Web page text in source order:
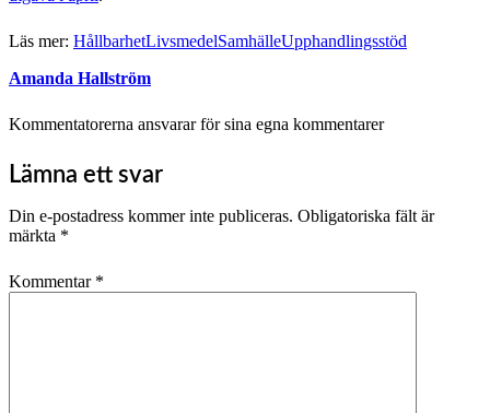
Läs mer: HållbarhetLivsmedelSamhälleUpphandlingsstöd
Amanda Hallström
Kommentatorerna ansvarar för sina egna kommentarer
Lämna ett svar
Din e-postadress kommer inte publiceras. Obligatoriska fält är
märkta *
Kommentar *